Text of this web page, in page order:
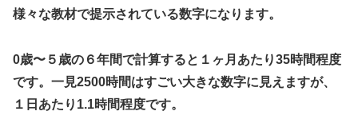
様々な教材で提示されている数字になります。
0歳〜５歳の６年間で計算すると１ヶ月あたり35時間程度
です。一見2500時間はすごい大きな数字に見えますが、
１日あたり1.1時間程度です。